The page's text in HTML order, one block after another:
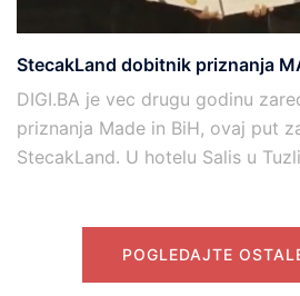
StecakLand dobitnik priznanja
DIGI.BA je vec drugu godinu
priznanja Made in BiH, ovaj put
StecakLand. U hotelu Salis u
POGLEDAJTE